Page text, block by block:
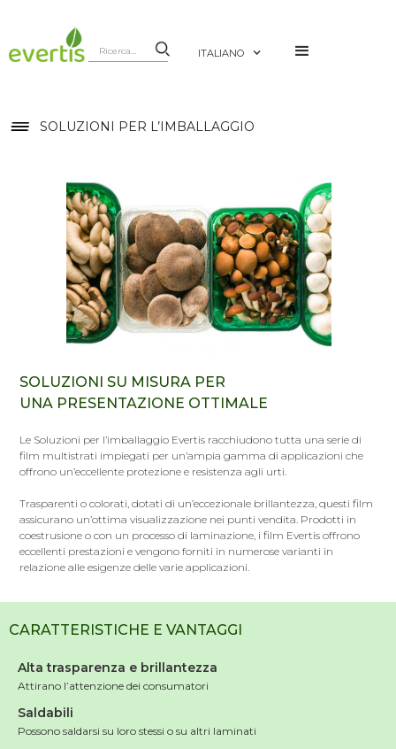
ITALIANO
SOLUZIONI PER L’IMBALLAGGIO
SOLUZIONI SU MISURA PER
UNA PRESENTAZIONE OTTIMALE
Le Soluzioni per l’imballaggio Evertis racchiudono tutta una serie di
film multistrati impiegati per un’ampia gamma di applicazioni che
offrono un’eccellente protezione e resistenza agli urti.
Trasparenti o colorati, dotati di un’eccezionale brillantezza, questi film
assicurano un’ottima visualizzazione nei punti vendita. Prodotti in
coestrusione o con un processo di laminazione, i film Evertis offrono
eccellenti prestazioni e vengono forniti in numerose varianti in
relazione alle esigenze delle varie applicazioni.
CARATTERISTICHE E VANTAGGI
Alta trasparenza e brillantezza
Attirano l’attenzione dei consumatori
Saldabili
Possono saldarsi su loro stessi o su altri laminati